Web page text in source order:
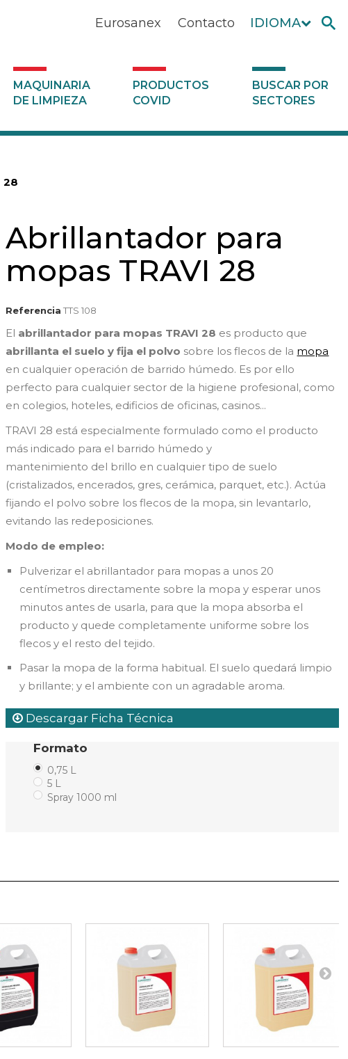
IDIOMA
Contacto
Eurosanex
MAQUINARIA
DE LIMPIEZA
PRODUCTOS
COVID
BUSCAR POR
SECTORES
28
Abrillantador para
mopas TRAVI 28
Referencia TTS 108
El abrillantador para mopas TRAVI 28 es producto que
abrillanta el suelo y fija el polvo sobre los flecos de la mopa
en cualquier operación de barrido húmedo. Es por ello
perfecto para cualquier sector de la higiene profesional, como
en colegios, hoteles, edificios de oficinas, casinos...
TRAVI 28 está especialmente formulado como el producto
más indicado para el barrido húmedo y
mantenimiento del brillo en cualquier tipo de suelo
(cristalizados, encerados, gres, cerámica, parquet, etc.). Actúa
fijando el polvo sobre los flecos de la mopa, sin levantarlo,
evitando las redeposiciones.
Modo de empleo:
Pulverizar el abrillantador para mopas a unos 20
centímetros directamente sobre la mopa y esperar unos
minutos antes de usarla, para que la mopa absorba el
producto y quede completamente uniforme sobre los
flecos y el resto del tejido.
Pasar la mopa de la forma habitual. El suelo quedará limpio
y brillante; y el ambiente con un agradable aroma.
Descargar Ficha Técnica
Formato
0,75 L
5 L
Spray 1000 ml